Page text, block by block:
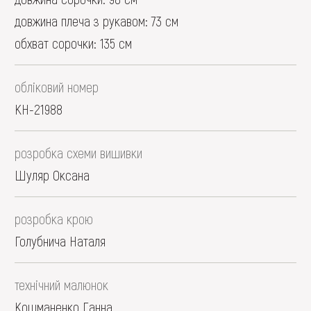
довжина плеча з рукавом: 73 см
обхват сорочки: 135 см
обліковий номер
КН-21988
розробка схеми вишивки
Шуляр Оксана
розробка крою
Голубнича Наталя
технічний малюнок
Кошманенко Ганна